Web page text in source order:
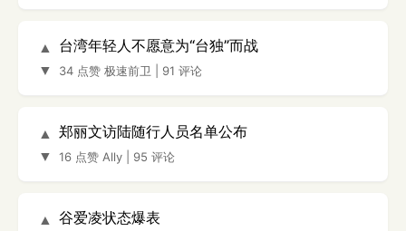
▲
▼
台湾年轻人不愿意为“台独”而战
34 点赞 极速前卫 91 评论
▲
▼
郑丽文访陆随行人员名单公布
16 点赞 Ally 95 评论
▲
谷爱凌状态爆表